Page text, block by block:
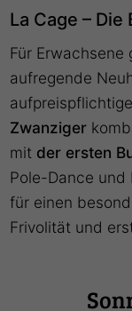
La Cage –
Für
aufregende
Zwanziger
mit der ersten
Pole-Dance
für einen
Frivolität und